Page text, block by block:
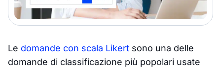
Le domande con scala Likert sono una delle
domande di classificazione più popolari usate